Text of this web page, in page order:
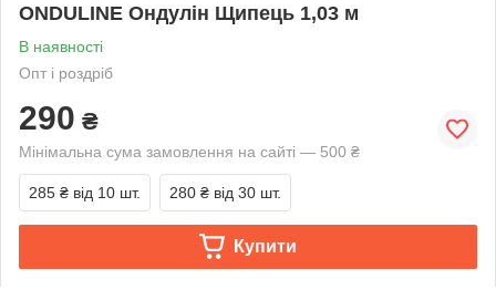
ONDULINE Ондулін Щипець 1,03 м
В наявності
Опт і роздріб
290 ₴
Мінімальна сума замовлення на сайті — 500 ₴
285 ₴ від 10 шт. 280 ₴ від 30 шт.
Купити